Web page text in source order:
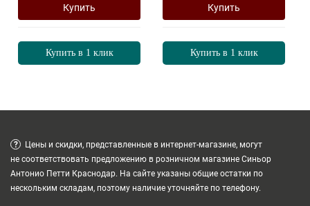
Купить
Купить в 1 клик
Купить
Купить в 1 клик
?
Цены и скидки, представленные в интернет-магазине, могут
не соответствовать предложению в розничном магазине Синьор
Антонио Петти Краснодар. На сайте указаны общие остатки по
нескольким складам, поэтому наличие уточняйте по телефону.